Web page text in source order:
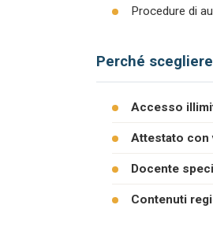
Procedure di
Perché
Accesso
Attestato con
Docente
Contenuti